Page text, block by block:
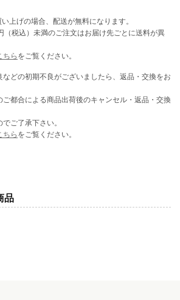
】上げの場合、配送が無料になります。
（税込）未満のご注文はお届け先ごとに送料が異
ちら をご覧ください。
どの初期不良がございましたら、返品・交換をお
都合による商品出荷後のキャンセル・返品・交換
ご了承下さい。
ちら をご覧ください。
品